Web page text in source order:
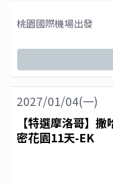
桃園國際機場出發
2027/01/04(一)
【特選摩洛哥】
密花園11天-EK